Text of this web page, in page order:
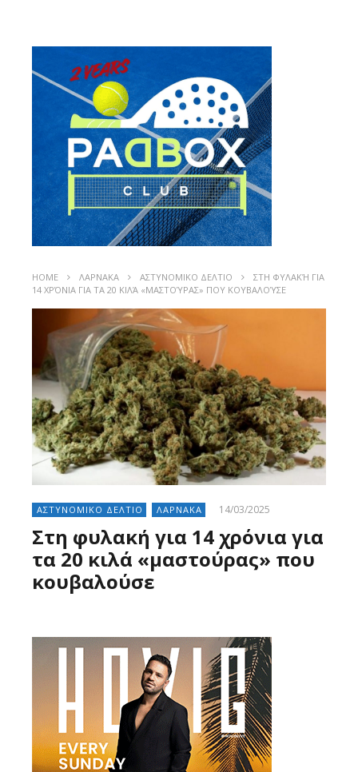
HOME ΛΑΡΝΑΚΑ ΑΣΤΥΝΟΜΙΚΟ ΔΕΛΤΙΟ
ΣΤΗ ΦΥΛΑΚΉ ΓΙΑ
14 ΧΡΌΝΙΑ ΓΙΑ ΤΑ 20 ΚΙΛΆ «ΜΑΣΤΟΎΡΑΣ» ΠΟΥ ΚΟΥΒΑΛΟΎΣΕ
ΑΣΤΥΝΟΜΙΚΟ ΔΕΛΤΙΟ ΛΑΡΝΑΚΑ 14/03/2025
Στη φυλακή για 14 χρόνια για
τα 20 κιλά «μαστούρας» που
κουβαλούσε